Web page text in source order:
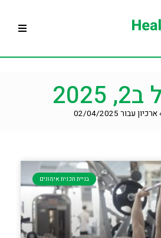
עמוד הבית
בניית תוכנית אימונים
תרגילי כושר
תפריט תזונה
ציוד כושר
ארכיון עבור 02/04/2025
בניית תכנית אימונים